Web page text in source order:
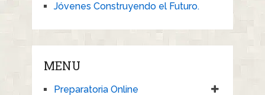
Jóvenes Construyendo el Futuro.
MENU
Preparatoria Online